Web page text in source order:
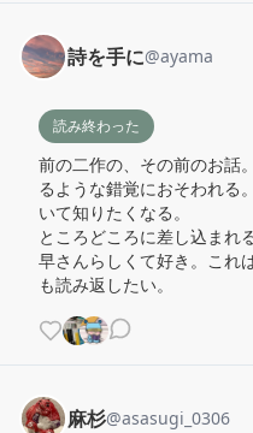
詩を手に@ayama
読み終わった
前の二作の、その前のお話
るような錯覚におそわれる
いて知りたくなる。
ところどころに差し込まれ
早さんらしくて好き。これ
も読み返したい。
麻杉@asasugi_0306